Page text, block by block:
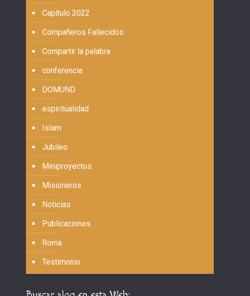
Capítulo 2022
Compañeros Fallecidos
Compartir la palabra
conferencia
DOMUND
espiritualidad
Islam
Jubileo
Miniproyectos
Misioneros
Noticias
Publicaciones
Roma
Testimonio